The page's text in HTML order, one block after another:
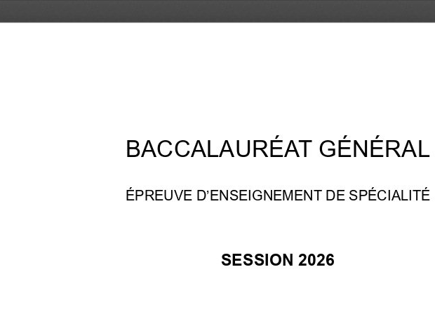
BACCALAURÉAT GÉNÉRAL
ÉPREUVE D’ENSEIGNEMENT DE SPÉCIALITÉ
SESSION 2026